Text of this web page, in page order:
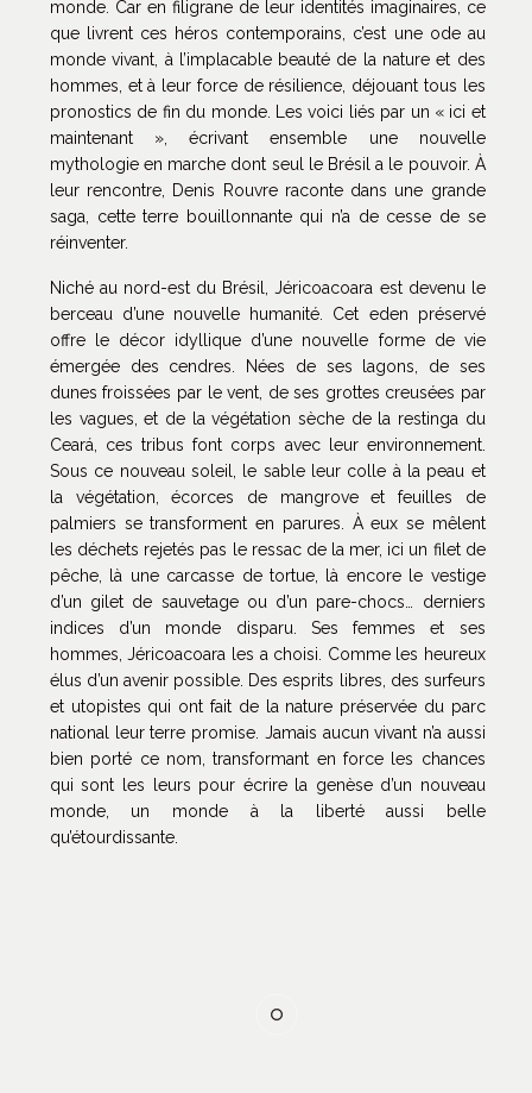
monde. Car en filigrane de leur identités imaginaires, ce
que livrent ces héros contemporains, c’est une ode au
monde vivant, à l’implacable beauté de la nature et des
hommes, et à leur force de résilience, déjouant tous les
pronostics de fin du monde. Les voici liés par un « ici et
maintenant », écrivant ensemble une nouvelle
mythologie en marche dont seul le Brésil a le pouvoir. À
leur rencontre, Denis Rouvre raconte dans une grande
saga, cette terre bouillonnante qui n’a de cesse de se
réinventer.
Niché au nord-est du Brésil, Jéricoacoara est devenu le
berceau d’une nouvelle humanité. Cet eden préservé
offre le décor idyllique d’une nouvelle forme de vie
émergée des cendres. Nées de ses lagons, de ses
dunes froissées par le vent, de ses grottes creusées par
les vagues, et de la végétation sèche de la restinga du
Ceará, ces tribus font corps avec leur environnement.
Sous ce nouveau soleil, le sable leur colle à la peau et
la végétation, écorces de mangrove et feuilles de
palmiers se transforment en parures. À eux se mêlent
les déchets rejetés pas le ressac de la mer, ici un filet de
pêche, là une carcasse de tortue, là encore le vestige
d’un gilet de sauvetage ou d’un pare-chocs… derniers
indices d’un monde disparu. Ses femmes et ses
hommes, Jéricoacoara les a choisi. Comme les heureux
élus d’un avenir possible. Des esprits libres, des surfeurs
et utopistes qui ont fait de la nature préservée du parc
national leur terre promise. Jamais aucun vivant n’a aussi
bien porté ce nom, transformant en force les chances
qui sont les leurs pour écrire la genèse d’un nouveau
monde, un monde à la liberté aussi belle
qu’étourdissante.